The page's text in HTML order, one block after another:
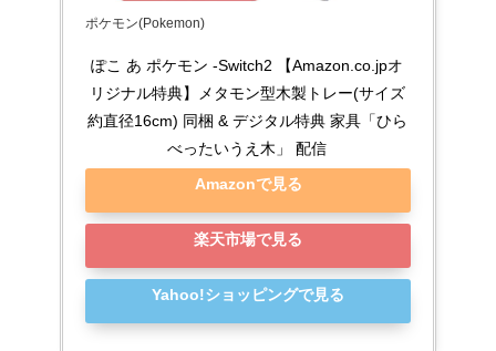
ポケモン(Pokemon)
ぽこ あ ポケモン -Switch2 【Amazon.co.jpオ
リジナル特典】メタモン型木製トレー(サイズ
約直径16cm) 同梱 & デジタル特典 家具「ひら
べったいうえ木」 配信
Amazonで見る
楽天市場で見る
Yahoo!ショッピングで見る